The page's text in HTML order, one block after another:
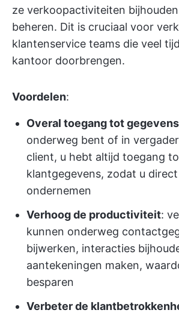
ze verkoopactiviteiten
beheren. Dit is cruciaal voor
klantenservice teams die veel
kantoor doorbrengen.
Voordelen:
Overal toegang tot gegevens
onderweg bent of in
client, u hebt altijd toegang
klantgegevens, zodat u
ondernemen
Verhoog de productiviteit:
kunnen onderweg
bijwerken, interacties
aantekeningen maken,
besparen
Verbeter de